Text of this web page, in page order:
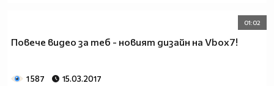
01:02
Повече видео за теб - новият дизайн на Vbox7!
1 587 15.03.2017